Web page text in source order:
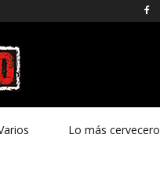
Lo más cervecero